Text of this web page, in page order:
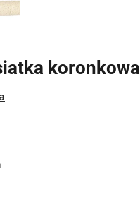
koronkowa